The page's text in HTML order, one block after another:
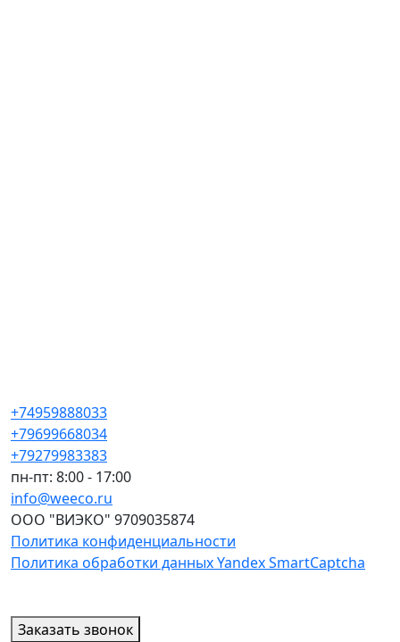
+74959888033
+79699668034
+79279983383
пн-пт: 8:00 - 17:00
info@weeco.ru
ООО "ВИЭКО" 9709035874
Политика конфиденциальности
Политика обработки данных Yandex SmartCaptcha
Заказать звонок